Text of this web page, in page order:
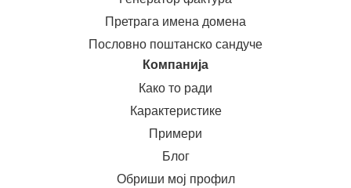
Претрага имена домена
Пословно поштанско сандуче
Компанија
Како то ради
Карактеристике
Примери
Блог
Обриши мој профил